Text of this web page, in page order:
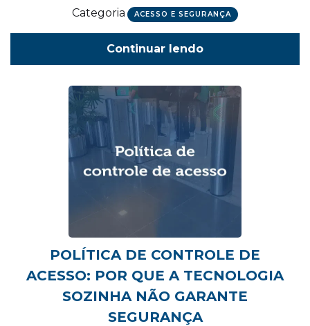
Categoria ACESSO E SEGURANÇA
Continuar lendo
POLÍTICA DE CONTROLE DE
ACESSO: POR QUE A TECNOLOGIA
SOZINHA NÃO GARANTE
SEGURANÇA